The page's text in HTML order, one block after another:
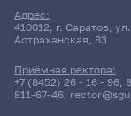
Адрес:
410012, г. Саратов, ул.
Астраханская, 83
Приёмная ректора:
+7 (8452) 26 - 16 - 96,
811-67-46,